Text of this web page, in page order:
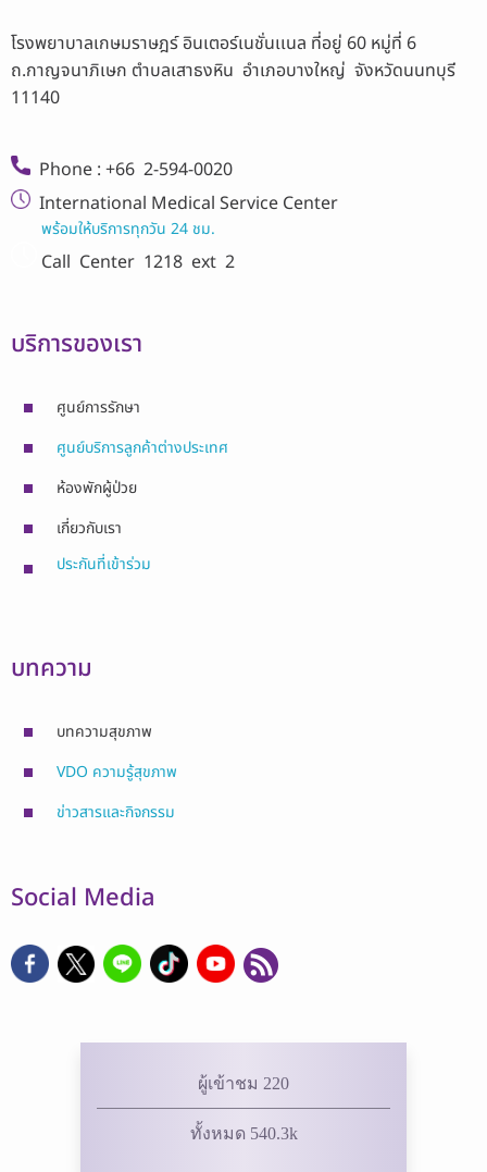
โรงพยาบาลเกษมราษฎร์ อินเตอร์เนชั่นเเนล ที่อยู่ 60 หมู่ที่ 6
ถ.กาญจนาภิเษก ตำบลเสาธงหิน อำเภอบางใหญ่ จังหวัดนนทบุรี
11140
Phone : +66 2-594-0020
International Medical Service Center
พร้อมให้บริการทุกวัน 24 ชม.
Call Center 1218 ext 2
บริการของเรา
ศูนย์การรักษา
ศูนย์บริการลูกค้าต่างประเทศ
ห้องพักผู้ป่วย
เกี่ยวกับเรา
ประกันที่เข้าร่วม
บทความ
บทความสุขภาพ
VDO ความรู้สุขภาพ
ข่าวสารและกิจกรรม
Social Media
ผู้เข้าชม 220
ทั้งหมด 540.3k